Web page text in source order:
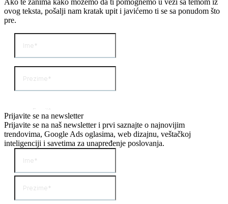
ovog teksta, pošalji nam kratak upit i javićemo ti se sa ponudom što
pre.
Prijavite se na newsletter
Prijavite se na naš newsletter i prvi saznajte o najnovijim
trendovima, Google Ads oglasima, web dizajnu, veštačkoj
inteligenciji i savetima za unapređenje poslovanja.